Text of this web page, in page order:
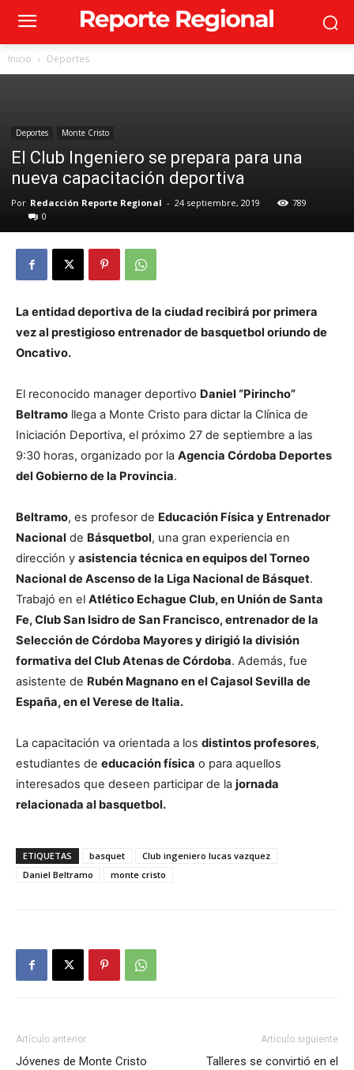
Inicio Deportes
Deportes Monte Cristo
El Club Ingeniero se prepara para una
nueva capacitación deportiva
Por Redacción Reporte Regional - 24 septiembre, 2019
789
0
La entidad deportiva de la ciudad recibirá por primera
vez al prestigioso entrenador de basquetbol oriundo de
Oncativo.
El reconocido manager deportivo Daniel “Pirincho”
Beltramo llega a Monte Cristo para dictar la Clínica de
Iniciación Deportiva, el próximo 27 de septiembre a las
9:30 horas, organizado por la Agencia Córdoba Deportes
del Gobierno de la Provincia.
Beltramo, es profesor de Educación Física y Entrenador
Nacional de Básquetbol, una gran experiencia en
dirección y asistencia técnica en equipos del Torneo
Nacional de Ascenso de la Liga Nacional de Básquet.
Trabajó en el Atlético Echague Club, en Unión de Santa
Fe, Club San Isidro de San Francisco, entrenador de la
Selección de Córdoba Mayores y dirigió la división
formativa del Club Atenas de Córdoba. Además, fue
asistente de Rubén Magnano en el Cajasol Sevilla de
España, en el Verese de Italia.
La capacitación va orientada a los distintos profesores,
estudiantes de educación física o para aquellos
interesados que deseen participar de la jornada
relacionada al basquetbol.
ETIQUETAS basquet
Club ingeniero lucas vazquez
Daniel Beltramo
monte cristo
Artículo anterior
Jóvenes de Monte Cristo
Artículo siguiente
Talleres se convirtió en el